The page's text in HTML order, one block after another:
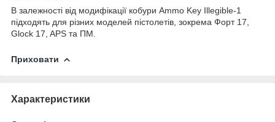
В залежності від модифікації кобури Ammo Key Illegible-1
підходять для різних моделей пістолетів, зокрема Форт 17,
Glock 17, APS та ПМ.
Приховати
Характеристики